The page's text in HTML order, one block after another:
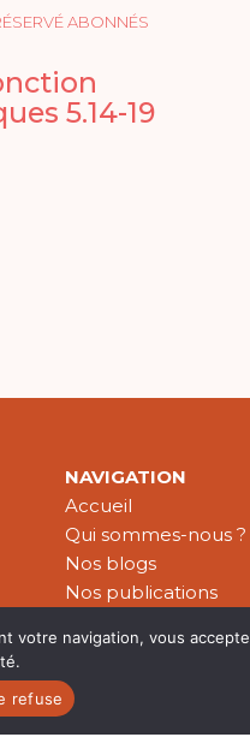
ABONNÉS
5.14-19
NAVIGATION
Accueil
Qui sommes-nous ?
Nos blogs
Nos publications
Publications. Tous
navigation, vous
refuse